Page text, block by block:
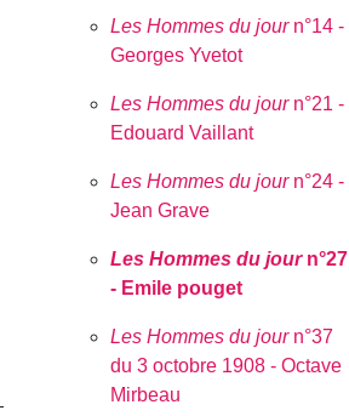
Les Hommes du journ°14 -
Georges Yvetot
Les Hommes du journ°21 -
Edouard Vaillant
Les Hommes du journ°24 -
Jean Grave
Les Hommes du journ°27
- Emile pouget
Les Hommes du journ°37
du 3 octobre 1908 - Octave
Mirbeau